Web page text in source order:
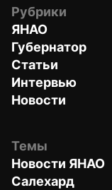
Рубрики
ЯНАО
Губернатор
Статьи
Интервью
Новости
Темы
Новости ЯНАО
Салехард